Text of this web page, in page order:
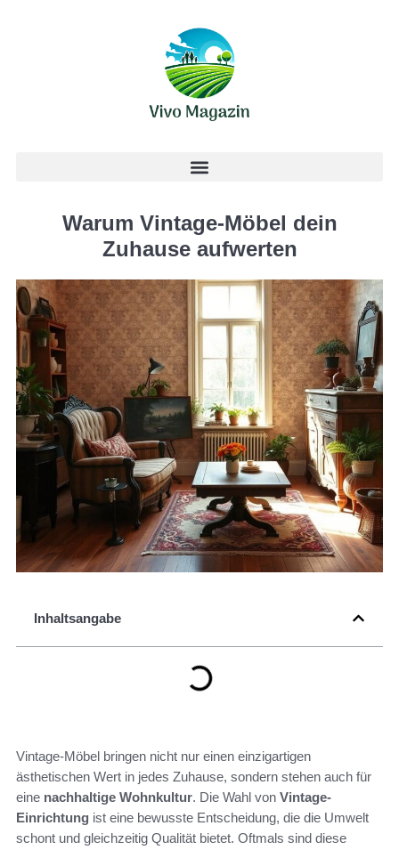
Warum Vintage-Möbel dein
Zuhause aufwerten
Inhaltsangabe
Vintage-Möbel bringen nicht nur einen einzigartigen
ästhetischen Wert in jedes Zuhause, sondern stehen auch für
eine nachhaltige Wohnkultur. Die Wahl von Vintage-
Einrichtung ist eine bewusste Entscheidung, die die Umwelt
schont und gleichzeitig Qualität bietet. Oftmals sind diese